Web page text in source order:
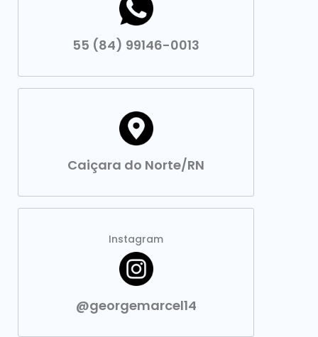
55 (84) 99146-0013
Caiçara do Norte/RN
Instagram
@georgemarcel14